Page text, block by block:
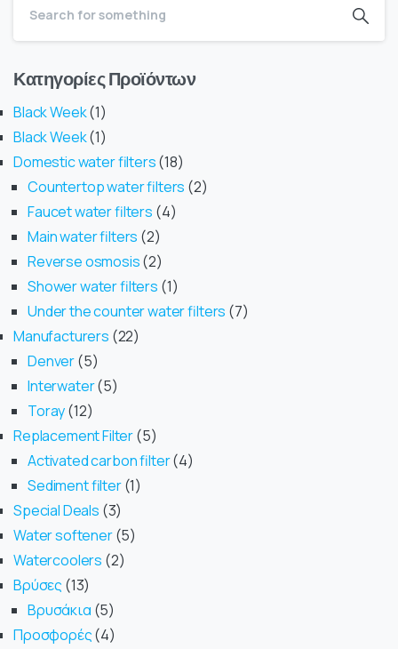
Κατηγορίες Προϊόντων
Black Week 1
Black Week 1
Domestic water filters 18
Countertop water filters 2
Faucet water filters 4
Main water filters 2
Reverse osmosis 2
Shower water filters 1
Under the counter water filters 7
Manufacturers 22
Denver 5
Interwater 5
Toray 12
Replacement Filter 5
Activated carbon filter 4
Sediment filter 1
Special Deals 3
Water softener 5
Watercoolers 2
Βρύσες 13
Βρυσάκια 5
Προσφορές 4